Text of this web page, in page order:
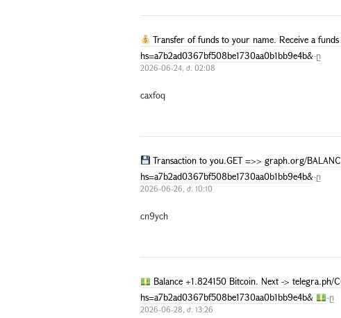
Transfer of funds to your name. Receive a
hs=a7b2ad0367bf508be1730aa0b1bb9e4b&-ը
2026-06-24, ժ. 02:08
caxfoq
Transaction to you.GET =>> graph.org/
hs=a7b2ad0367bf508be1730aa0b1bb9e4b&-ը
2026-06-26, ժ. 10:10
cn9ych
Balance +1.824150 Bitcoin. Next -> telegra.ph/
hs=a7b2ad0367bf508be1730aa0b1bb9e4b&
-ը
2026-06-28, ժ. 13:26